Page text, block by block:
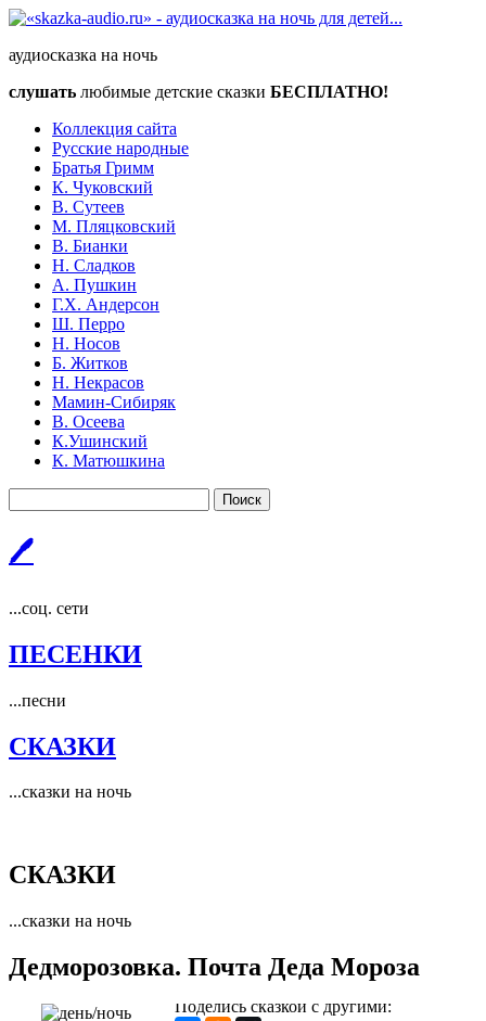
аудиосказка на ночь
слушать любимые детские сказки БЕСПЛАТНО!
Коллекция сайта
Русские народные
Братья Гримм
К. Чуковский
В. Сутеев
М. Пляцковский
В. Бианки
Н. Сладков
А. Пушкин
Г.Х. Андерсон
Ш. Перро
Н. Носов
Б. Житков
Н. Некрасов
Мамин-Сибиряк
В. Осеева
К.Ушинский
К. Матюшкина
Поиск
🖊
...соц. сети
ПЕСЕНКИ
...песни
СКАЗКИ
...сказки на ночь
СКАЗКИ
...сказки на ночь
Дедморозовка. Почта Деда Мороза
Поделись сказкой с другими: